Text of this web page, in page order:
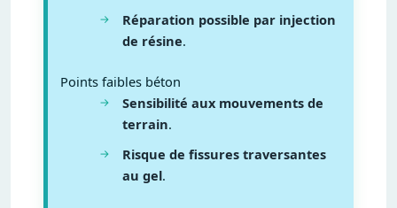
Réparation possible par injection
de résine.
Points faibles béton
Sensibilité aux mouvements de
terrain.
Risque de fissures traversantes
au gel.